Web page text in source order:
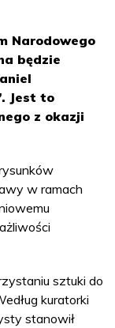
Narodowego
będzie
Jest to
z okazji
w ramach
sztuki do
kuratorki
stanowił